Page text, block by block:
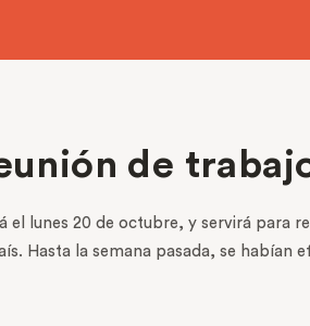
de
el lunes 20 de octubre, y servirá para
Hasta la semana pasada, se habían